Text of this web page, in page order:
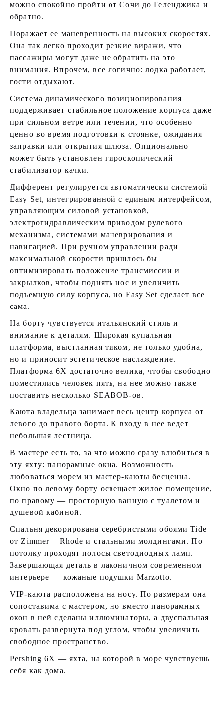
можно спокойно пройти от Сочи до Геленджика и
обратно.
Поражает ее маневренность на высоких скоростях.
Она так легко проходит резкие виражи, что
пассажиры могут даже не обратить на это
внимания. Впрочем, все логично: лодка работает,
гости отдыхают.
Система динамического позиционирования
поддерживает стабильное положение корпуса даже
при сильном ветре или течении, что особенно
ценно во время подготовки к стоянке, ожидания
заправки или открытия шлюза. Опционально
может быть установлен гироскопический
стабилизатор качки.
Дифферент регулируется автоматически системой
Easy Set, интегрированной с единым интерфейсом,
управляющим силовой установкой,
электрогидравлическим приводом рулевого
механизма, системами маневрирования и
навигацией. При ручном управлении ради
максимальной скорости пришлось бы
оптимизировать положение трансмиссии и
закрылков, чтобы поднять нос и увеличить
подъемную силу корпуса, но Easy Set сделает все
сама.
На борту чувствуется итальянский стиль и
внимание к деталям. Широкая купальная
платформа, выстланная тиком, не только удобна,
но и приносит эстетическое наслаждение.
Платформа 6X достаточно велика, чтобы свободно
поместились человек пять, на нее можно также
поставить несколько SEABOB-ов.
Каюта владельца занимает весь центр корпуса от
левого до правого борта. К входу в нее ведет
небольшая лестница.
В мастере есть то, за что можно сразу влюбиться в
эту яхту: панорамные окна. Возможность
любоваться морем из мастер-каюты бесценна.
Окно по левому борту освещает жилое помещение,
по правому — просторную ванную с туалетом и
душевой кабиной.
Спальня декорирована серебристыми обоями Tide
от Zimmer + Rhode и стальными молдингами. По
потолку проходят полосы светодиодных ламп.
Завершающая деталь в лаконичном современном
интерьере — кожаные подушки Marzotto.
VIP-каюта расположена на носу. По размерам она
сопоставима с мастером, но вместо панорамных
окон в ней сделаны иллюминаторы, а двуспальная
кровать развернута под углом, чтобы увеличить
свободное пространство.
Pershing 6X — яхта, на которой в море чувствуешь
себя как дома.